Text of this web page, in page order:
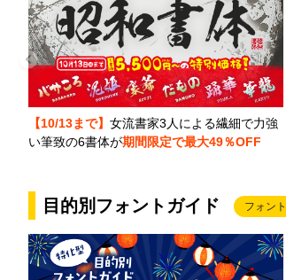
【10/13まで】 女流書家3人による繊細で力強
い筆致の6書体が期間限定で最大49％OFF
目的別フォントガイド フォン